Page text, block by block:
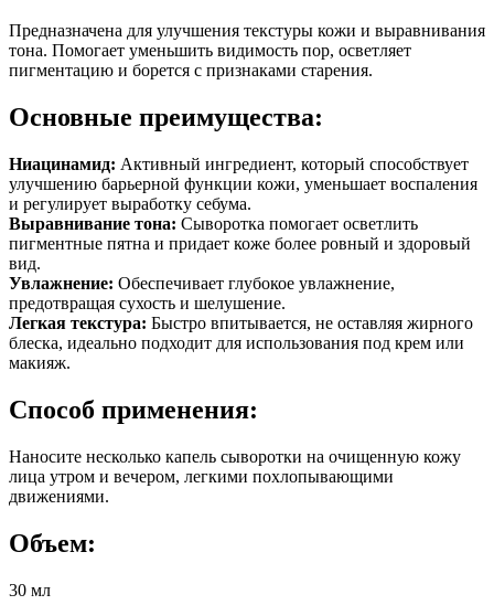
Предназначена для улучшения текстуры кожи и выравнивания
тона. Помогает уменьшить видимость пор, осветляет
пигментацию и борется с признаками старения.
Основные преимущества:
Ниацинамид: Активный ингредиент, который способствует
улучшению барьерной функции кожи, уменьшает воспаления
и регулирует выработку себума.
Выравнивание тона: Сыворотка помогает осветлить
пигментные пятна и придает коже более ровный и здоровый
вид.
Увлажнение: Обеспечивает глубокое увлажнение,
предотвращая сухость и шелушение.
Легкая текстура: Быстро впитывается, не оставляя жирного
блеска, идеально подходит для использования под крем или
макияж.
Способ применения:
Наносите несколько капель сыворотки на очищенную кожу
лица утром и вечером, легкими похлопывающими
движениями.
Объем:
30 мл